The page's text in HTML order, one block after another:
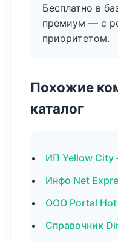
Бесплатно в
премиум — с
приоритетом.
Похожие
каталог
ИП Yellow
Инфо Net
ООО Portal
Справочник